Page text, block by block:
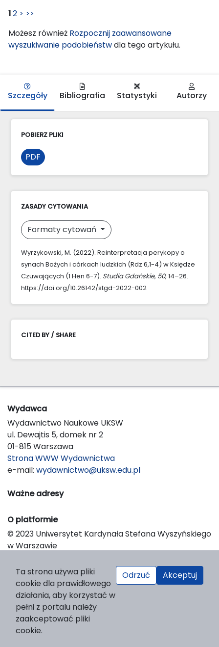
12 > >>
Możesz również Rozpocznij zaawansowane
wyszukiwanie podobieństwdla tego artykułu.
Szczegóły Bibliografia Statystyki Autorzy
POBIERZ PLIKI
PDF
ZASADY CYTOWANIA
Formaty cytowań
Wyrzykowski, M. (2022). Reinterpretacja perykopy o
synach Bożych i córkach ludzkich (Rdz 6,1-4) w Księdze
Czuwających (1 Hen 6-7). Studia Gdańskie, 50, 14–26.
https://doi.org/10.26142/stgd-2022-002
CITED BY / SHARE
Wydawca
Wydawnictwo Naukowe UKSW
ul. Dewajtis 5, domek nr 2
01-815 Warszawa
Strona WWW Wydawnictwa
e-mail: wydawnictwo@uksw.edu.pl
Ważne adresy
O platformie
© 2023 Uniwersytet Kardynała Stefana Wyszyńskiego
w Warszawie
Platform & Workflow by OJS/PKP
Ta strona używa pliki
cookie dla prawidłowego
działania, aby korzystać w
pełni z portalu należy
zaakceptować pliki
cookie.
Odrzuć Akceptuj